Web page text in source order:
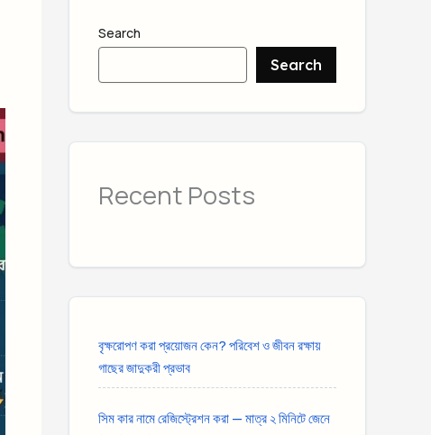
Search
Search
Recent Posts
বৃক্ষরোপণ করা প্রয়োজন কেন? পরিবেশ ও জীবন রক্ষায়
গাছের জাদুকরী প্রভাব
সিম কার নামে রেজিস্ট্রেশন করা — মাত্র ২ মিনিটে জেনে